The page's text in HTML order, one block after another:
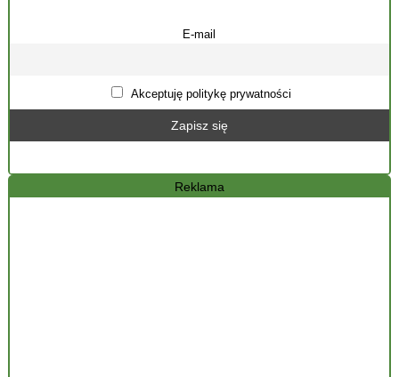
E-mail
Akceptuję politykę prywatności
Reklama